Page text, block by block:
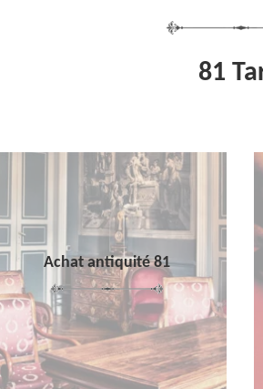
81
Achat antiquité 81